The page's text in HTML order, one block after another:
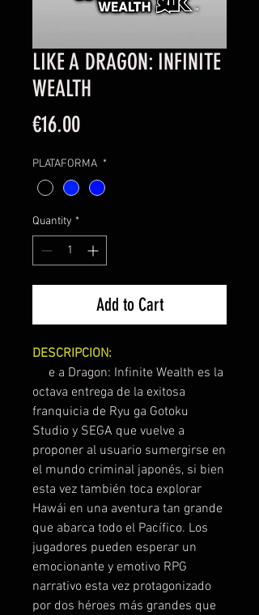
LIKE A DRAGON: INFINITE
WEALTH
€16.00Price
PLATAFORMA *
Quantity *
Add to Cart
DESCRIPCION:
e a Dragon: Infinite Wealth es la
octava entrega de la exitosa
franquicia de Ryu ga Gotoku
Studio y SEGA que vuelve a
proponer al usuario sumergirse en
el mundo criminal japonés, si bien
esta vez también toca explorar
Hawái en una aventura tan grande
que abarca todo el Pacífico. Los
jugadores pueden esperar un
emocionante y emotivo RPG
narrativo esta vez protagonizado
por dos héroes más grandes que